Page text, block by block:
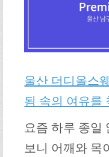
울산 더디올스
됨 속의 여유를
요즘 하루 종일
보니 어깨와 목